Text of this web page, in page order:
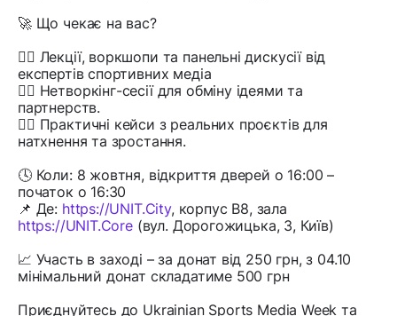
🚀 Що чекає на вас?
👉🏻 Лекції, воркшопи та панельні дискусії від
експертів спортивних медіа
👉🏻 Нетворкінг-сесії для обміну ідеями та
партнерств.
👉🏻 Практичні кейси з реальних проєктів для
натхнення та зростання.
🕓 Коли: 8 жовтня, відкриття дверей о 16:00 –
початок о 16:30
📌 Де: https://UNIT.City, корпус В8, зала
https://UNIT.Core(вул. Дорогожицька, 3, Київ)
📈 Участь в заході – за донат від 250 грн, з 04.10
мінімальний донат складатиме 500 грн
Приєднуйтесь до Ukrainian Sports Media Week та